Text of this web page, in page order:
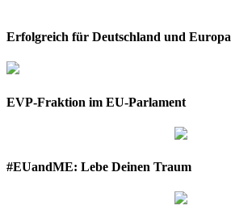
Erfolgreich für Deutschland und Europa
EVP-Fraktion im EU-Parlament
#EUandME: Lebe Deinen Traum